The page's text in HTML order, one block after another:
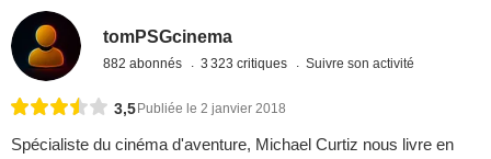
tomPSGcinema
882 abonnés 3 323 critiques Suivre son activité
3,5 Publiée le 2 janvier 2018
Spécialiste du cinéma d'aventure, Michael Curtiz nous livre en